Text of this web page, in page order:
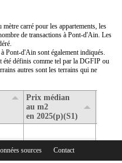
sources Contact
carré pour les appartements, les
de transactions à Pont-d'Ain. Les
Pont-d'Ain sont également indiqués.
été définis comme tel par la DGFIP ou
autres sont les terrains qui ne
Prix médian
au m2
en 2025(p)(S1)